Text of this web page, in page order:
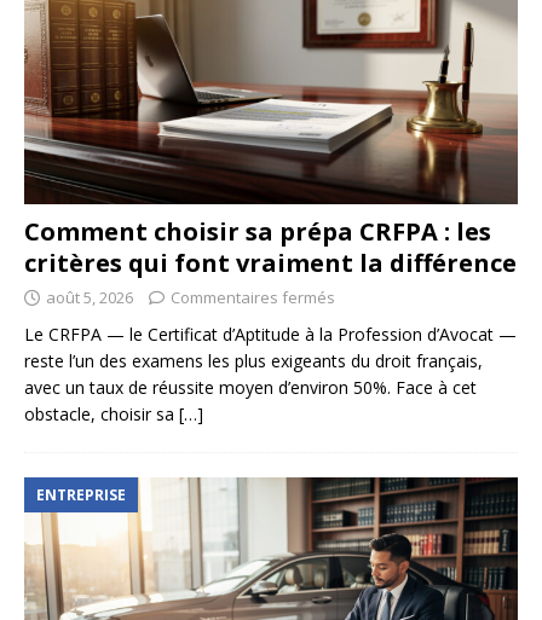
Comment choisir sa prépa CRFPA : les
critères qui font vraiment la différence
août 5, 2026 Commentaires fermés
Le CRFPA — le Certificat d’Aptitude à la Profession d’Avocat —
reste l’un des examens les plus exigeants du droit français,
avec un taux de réussite moyen d’environ 50%. Face à cet
obstacle, choisir sa […]
ENTREPRISE